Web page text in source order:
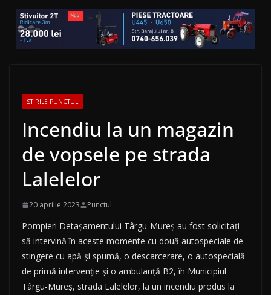
STIRILE PUNCTUL
Incendiu la un magazin
de vopsele pe strada
Lalelelor
20 aprilie 2023 Punctul
Pompieri Detașamentului Târgu-Mureș au fost solicitați
să intervină în aceste momente cu două autospeciale de
stingere cu apă și spumă, o descarcerare, o autospecială
de primă intervenție și o ambulanță B2, în Municipiul
Târgu-Mureș, strada Lalelelor, la un incendiu produs la